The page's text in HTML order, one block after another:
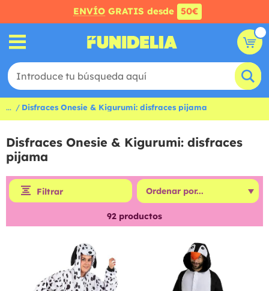
ENVÍO GRATIS desde 50€
... Disfraces Onesie & Kigurumi: disfraces pijama
Disfraces Onesie & Kigurumi: disfraces
pijama
Filtrar
92 productos